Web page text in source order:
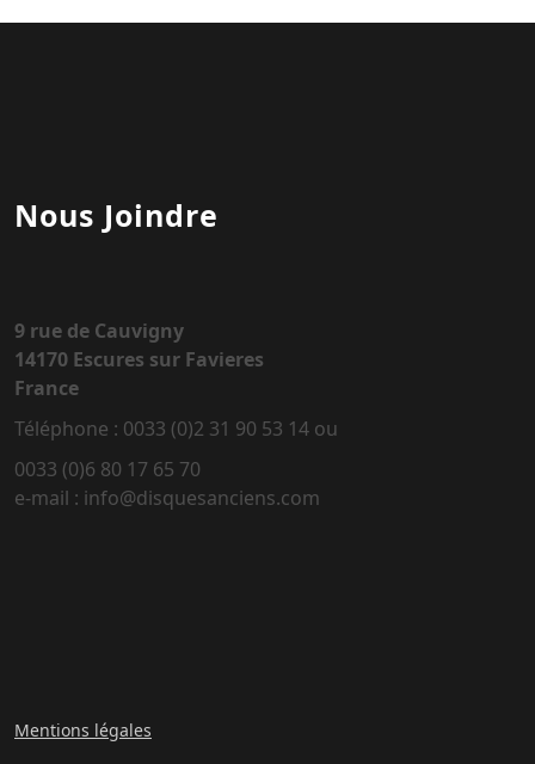
Nous Joindre
9 rue de Cauvigny
14170 Escures sur Favieres
France
Téléphone : 0033 (0)2 31 90 53 14 ou
0033 (0)6 80 17 65 70
e-mail : info@disquesanciens.com
Mentions légales